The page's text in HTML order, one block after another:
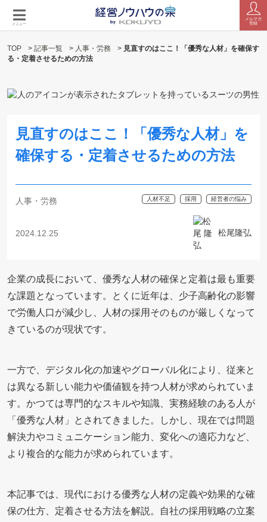
メニュー
メルマガ
登録
TOP > 記事一覧 > 人事・労務 > 見直すのはここ！「優秀な人材」を確保す
る・定着させるための方法
見直すのはここ！「優秀な人材」を
確保する・定着させるための方法
人事・労務 人材不足 採用 経営者の悩み
2024.12.25 松尾隆弘
企業の成長において、優秀な人材の確保と定着は最も重要
な課題となっています。とくに近年は、少子高齢化の影響
で労働人口が減少し、人材の採用そのものが厳しくなって
きているのが現状です。
一方で、デジタル化の加速やグローバル化により、従来と
は異なる新しい能力や価値観を持つ人材が求められていま
す。かつては専門的なスキルや知識、実務経験のある人が
「優秀な人材」とされてきました。しかし、現在では問題
解決力やコミュニケーション能力、変化への適応力など、
より複合的な能力が求められています。
本記事では、現代における優秀な人材の定義や効果的な確
保の仕方、定着させる方法を解説。自社の採用戦略の立案